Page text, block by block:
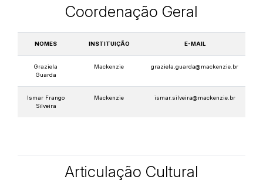
Coordenação Geral
NOMES INSTITUIÇÃO E-MAIL
Graziela
Guarda
Mackenzie graziela.guarda@mackenzie.br
Ismar Frango
Silveira
Mackenzie ismar.silveira@mackenzie.br
Articulação Cultural